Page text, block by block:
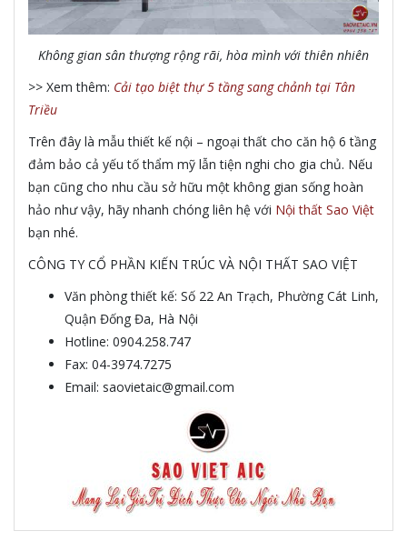
Không gian sân thượng rộng rãi, hòa mình với thiên nhiên
>> Xem thêm: Cải tạo biệt thự 5 tầng sang chảnh tại Tân
Triều
Trên đây là mẫu thiết kế nội – ngoại thất cho căn hộ 6 tầng
đảm bảo cả yếu tố thẩm mỹ lẫn tiện nghi cho gia chủ. Nếu
bạn cũng cho nhu cầu sở hữu một không gian sống hoàn
hảo như vậy, hãy nhanh chóng liên hệ với Nội thất Sao Việt
bạn nhé.
CÔNG TY CỔ PHẦN KIẾN TRÚC VÀ NỘI THẤT SAO VIỆT
Văn phòng thiết kế: Số 22 An Trạch, Phường Cát Linh,
Quận Đống Đa, Hà Nội
Hotline: 0904.258.747
Fax: 04-3974.7275
Email: saovietaic@gmail.com